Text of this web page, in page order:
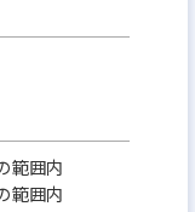
範囲内
範囲内